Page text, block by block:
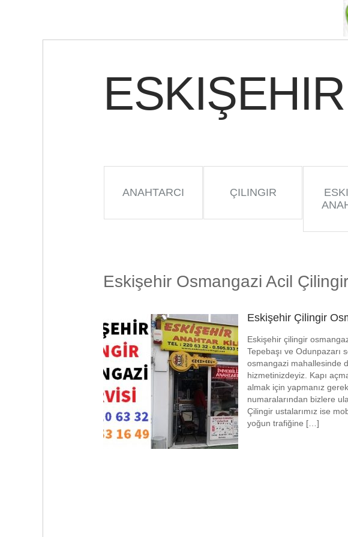
ANAHTARCI ÇILINGIR
Eskişehir Osmangazi Acil
Eskişehir Çilingir
Eskişehir çilingir
Tepebaşı ve Odunpazarı
osmangazi mahallesinde
hizmetinizdeyiz. Kapı
almak için yapmanız
numaralarından bizlere
Çilingir ustalarımız ise
yoğun trafiğine […]